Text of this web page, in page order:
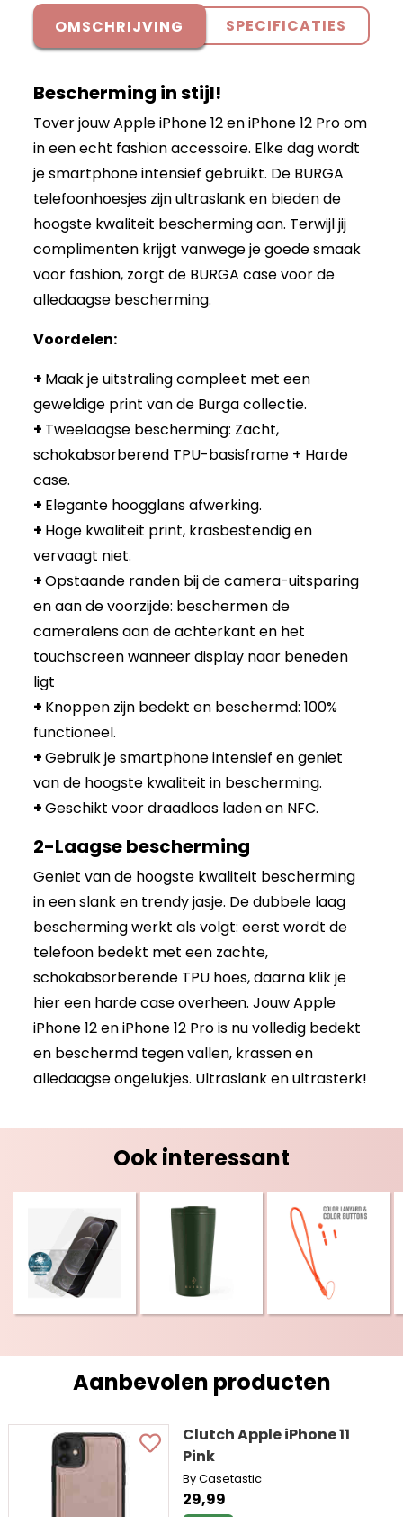
OMSCHRIJVING SPECIFICATIES
Bescherming in stijl!
Tover jouw Apple iPhone 12 en iPhone 12 Pro om
in een echt fashion accessoire. Elke dag wordt
je smartphone intensief gebruikt. De BURGA
telefoonhoesjes zijn ultraslank en bieden de
hoogste kwaliteit bescherming aan. Terwijl jij
complimenten krijgt vanwege je goede smaak
voor fashion, zorgt de BURGA case voor de
alledaagse bescherming.
Voordelen:
+ Maak je uitstraling compleet met een
geweldige print van de Burga collectie.
+ Tweelaagse bescherming: Zacht,
schokabsorberend TPU-basisframe + Harde
case.
+ Elegante hoogglans afwerking.
+ Hoge kwaliteit print, krasbestendig en
vervaagt niet.
+Opstaande randen bij de camera-uitsparing
en aan de voorzijde: beschermen de
cameralens aan de achterkant en het
touchscreen wanneer display naar beneden
ligt
+ Knoppen zijn bedekt en beschermd: 100%
functioneel.
+Gebruik je smartphone intensief en geniet
van de hoogste kwaliteit in bescherming.
+Geschikt voor draadloos laden en NFC.
2-Laagse bescherming
Geniet van de hoogste kwaliteit bescherming
in een slank en trendy jasje. De dubbele laag
bescherming werkt als volgt: eerst wordt de
telefoon bedekt met een zachte,
schokabsorberende TPU hoes, daarna klik je
hier een harde case overheen. Jouw Apple
iPhone 12 en iPhone 12 Pro is nu volledig bedekt
en beschermd tegen vallen, krassen en
alledaagse ongelukjes. Ultraslank en ultrasterk!
Ook interessant
Aanbevolen producten
Clutch Apple iPhone 11
Pink
By Casetastic
29,99